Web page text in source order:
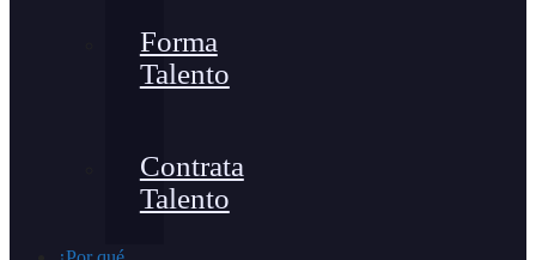
Forma
Talento
Contrata
Talento